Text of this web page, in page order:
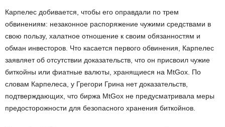
Карпелес добивается, чтобы его оправдали по трем
обвинениям: незаконное распоряжение чужими средствами в
свою пользу, халатное отношение к своим обязанностям и
обман инвесторов. Что касается первого обвинения, Карпелес
заявляет об отсутствии доказательств, что он присвоил чужие
биткойны или фиатные валюты, хранящиеся на MtGox. По
словам Карпелеса, у Грегори Грина нет доказательств,
подтверждающих, что биржа MtGox не предусматривала меры
предосторожности для безопасного хранения биткойнов.